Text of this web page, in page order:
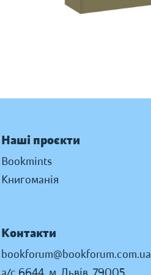
Наші проєкти
Bookmints
Книгоманія
Контакти
bookforum@bookforum.com.ua